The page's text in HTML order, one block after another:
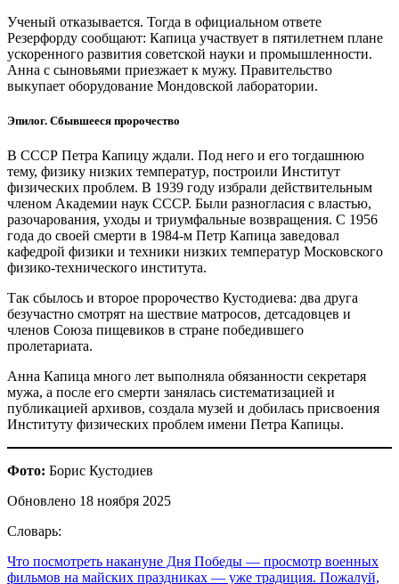
Ученый отказывается. Тогда в официальном ответе
Резерфорду сообщают: Капица участвует в пятилетнем плане
ускоренного развития советской науки и промышленности.
Анна с сыновьями приезжает к мужу. Правительство
выкупает оборудование Мондовской лаборатории.
Эпилог. Сбывшееся пророчество
В СССР Петра Капицу ждали. Под него и его тогдашнюю
тему, физику низких температур, построили Институт
физических проблем. В 1939 году избрали действительным
членом Академии наук СССР. Были разногласия с властью,
разочарования, уходы и триумфальные возвращения. С 1956
года до своей смерти в 1984‑м Петр Капица заведовал
кафедрой физики и техники низких температур Московского
физико-технического института.
Так сбылось и второе пророчество Кустодиева: два друга
безучастно смотрят на шествие матросов, детсадовцев и
членов Союза пищевиков в стране победившего
пролетариата.
Анна Капица много лет выполняла обязанности секретаря
мужа, а после его смерти занялась систематизацией и
публикацией архивов, создала музей и добилась присвоения
Институту физических проблем имени Петра Капицы.
Фото: Борис Кустодиев
Обновлено 18 ноября 2025
Словарь:
Что посмотреть накануне Дня Победы — просмотр военных
фильмов на майских праздниках — уже традиция. Пожалуй,